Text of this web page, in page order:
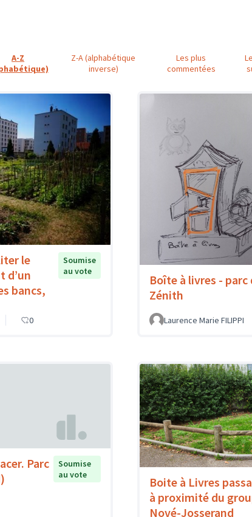
A-Z
Z-A (alphabétique
inverse)
Les plus
commentées
le
d’un
bancs,
Soumise
au vote
0
Boîte à livres - parc
Zénith
Laurence Marie FILIPPI
Parc
Soumise
au vote
Boite à Livres
à proximité du
Nové-Josserand